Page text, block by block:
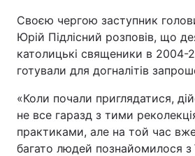
Своєю чергою заступник
Юрій Підлісний розповів, що
католицькі священики в 2004-
готували для догналітів
«Коли почали приглядатися,
не все гаразд з тими
практиками, але на той час
багато людей познайомилося з